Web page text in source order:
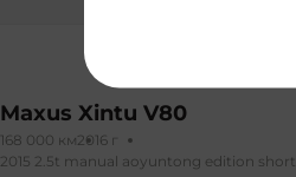
Maxus Xintu V80
168 000 км2016 г
2015 2.5t manual aoyuntong edition short